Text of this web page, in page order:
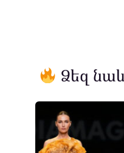
Ձեզ